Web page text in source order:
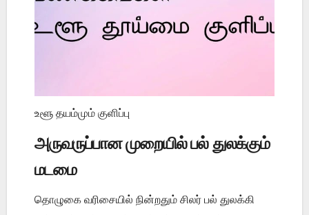
உளூ தயம்மும் குளிப்பு
அருவருப்பான முறையில் பல் துலக்கும்
மடமை
தொழுகை வரிசையில் நின்றதும் சிலர் பல் துலக்கி